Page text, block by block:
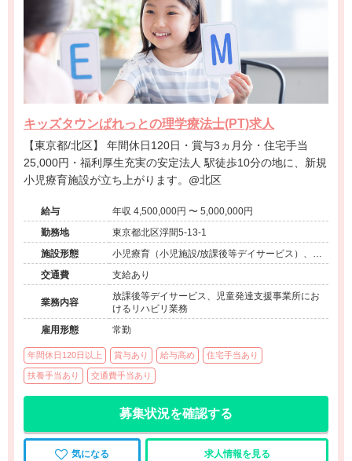
キッズタウンぱれっとの理学療法士(PT)求人
【東京都/北区】 年間休日120日・賞与3ヵ月分・住宅手当
25,000円・福利厚生充実の安定法人 駅徒歩10分の地に、新規
小児療育施設が立ち上がります。@北区
給与
年収 4,500,000円 〜 5,000,000円
勤務地
東京都北区浮間5-13-1
施設形態
小児療育（小児施設/放課後等デイサービス）、そ
の他（障害者支援）
交通費 支給あり
業務内容
放課後等デイサービス、児童発達支援事業所にお
けるリハビリ業務
雇用形態
常勤
年間休日120日以上 賞与あり 給与高め 住宅手当あり
扶養手当あり 交通費手当あり
募集状況を確認する
気になる 求人情報を見る